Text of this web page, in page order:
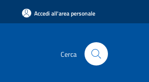
Accedi all'area personale
Cerca